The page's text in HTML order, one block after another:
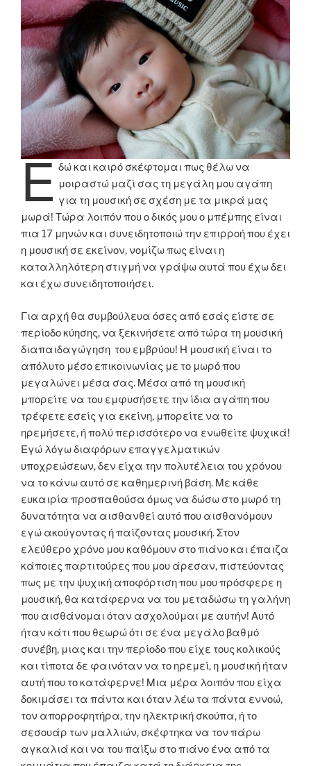
Ε δώ και καιρό σκέφτομαι πως θέλω να
μοιραστώ μαζί σας τη μεγάλη μου αγάπη
για τη μουσική σε σχέση με τα μικρά μας
μωρά! Τώρα λοιπόν που ο δικός μου ο μπέμπης είναι
πια 17 μηνών και συνειδητοποιώ την επιρροή που έχει
η μουσική σε εκείνον, νομίζω πως είναι η
καταλληλότερη στιγμή να γράψω αυτά που έχω δει
και έχω συνειδητοποιήσει.
Για αρχή θα συμβούλευα όσες από εσάς είστε σε
περίοδο κύησης, να ξεκινήσετε από τώρα τη μουσική
διαπαιδαγώγηση του εμβρύου! Η μουσική είναι το
απόλυτο μέσο επικοινωνίας με το μωρό που
μεγαλώνει μέσα σας. Μέσα από τη μουσική
μπορείτε να του εμφυσήσετε την ίδια αγάπη που
τρέφετε εσείς για εκείνη, μπορείτε να το
ηρεμήσετε, ή πολύ περισσότερο να ενωθείτε ψυχικά!
Εγώ λόγω διαφόρων επαγγελματικών
υποχρεώσεων, δεν είχα την πολυτέλεια του χρόνου
να το κάνω αυτό σε καθημερινή βάση. Με κάθε
ευκαιρία προσπαθούσα όμως να δώσω στο μωρό τη
δυνατότητα να αισθανθεί αυτό που αισθανόμουν
εγώ ακούγοντας ή παίζοντας μουσική. Στον
ελεύθερο χρόνο μου καθόμουν στο πιάνο και έπαιζα
κάποιες παρτιτούρες που μου άρεσαν, πιστεύοντας
πως με την ψυχική αποφόρτιση που μου πρόσφερε η
μουσική, θα κατάφερνα να του μεταδώσω τη γαλήνη
που αισθάνομαι όταν ασχολούμαι με αυτήν! Αυτό
ήταν κάτι που θεωρώ ότι σε ένα μεγάλο βαθμό
συνέβη, μιας και την περίοδο που είχε τους κολικούς
και τίποτα δε φαινόταν να το ηρεμεί, η μουσική ήταν
αυτή που το κατάφερνε! Μια μέρα λοιπόν που είχα
δοκιμάσει τα πάντα και όταν λέω τα πάντα εννοώ,
τον απορροφητήρα, την ηλεκτρική σκούπα, ή το
σεσουάρ των μαλλιών, σκέφτηκα να τον πάρω
αγκαλιά και να του παίξω στο πιάνο ένα από τα